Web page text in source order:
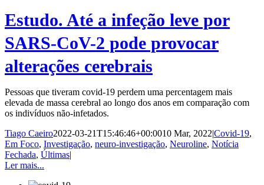
Estudo. Até a infeção leve por
SARS-CoV-2 pode provocar
alterações cerebrais
Pessoas que tiveram covid-19 perdem uma percentagem mais
elevada de massa cerebral ao longo dos anos em comparação com
os indivíduos não-infetados.
Tiago Caeiro2022-03-21T15:46:46+00:0010 Mar, 2022Covid-19,
Em Foco, Investigação, neuro-investigação, Neuroline, Notícia
Fechada, Últimas
Ler mais...